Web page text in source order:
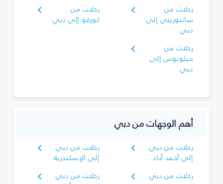
رحلات من
سانتوريني إلى
دبي
رحلات من
كورفو إلى دبي
رحلات من
ميكونوس إلى
دبي
أهم الوجهات من دبي
رحلات من دبي
إلى أحمد آباد
رحلات من دبي
إلى الإسكندرية
رحلات من دبي
رحلات من دبي